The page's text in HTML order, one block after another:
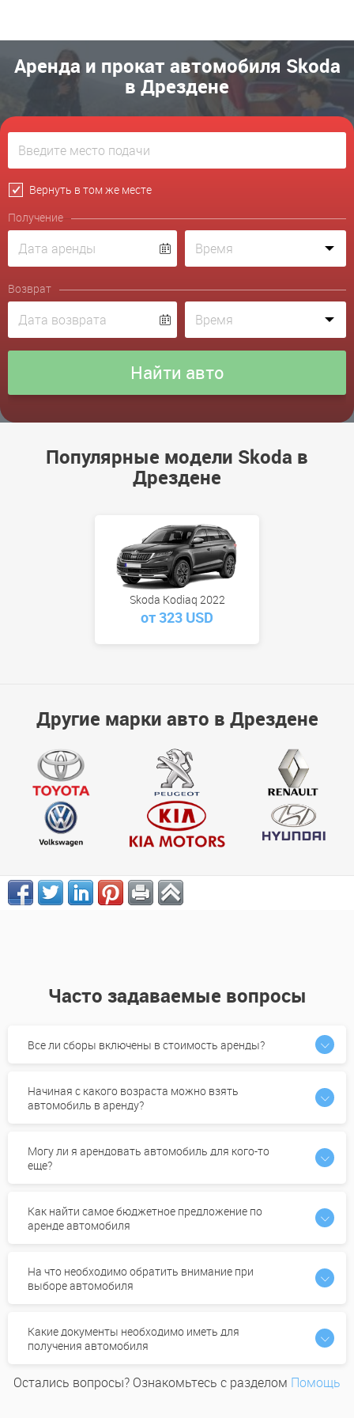
Аренда и прокат автомобиля Skoda
в Дрездене
Вернуть в том же месте
Получение
Возврат
Популярные модели Skoda в
Дрездене
Skoda Kodiaq 2022
от 323 USD
Другие марки авто в Дрездене
Часто задаваемые вопросы
Все ли сборы включены в стоимость аренды?
Начиная с какого возраста можно взять
автомобиль в аренду?
Могу ли я арендовать автомобиль для кого-то
еще?
Как найти самое бюджетное предложение по
аренде автомобиля
На что необходимо обратить внимание при
выборе автомобиля
Какие документы необходимо иметь для
получения автомобиля
Остались вопросы? Ознакомьтесь с разделом Помощь